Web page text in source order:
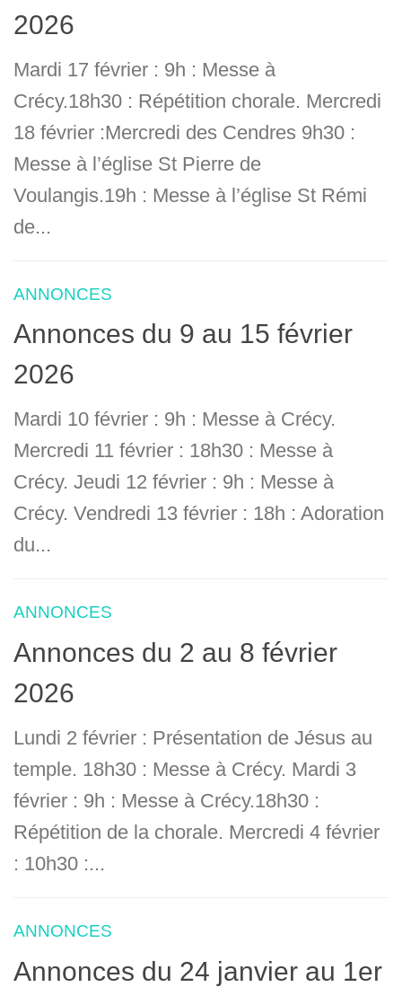
2026
Mardi 17 février : 9h : Messe à
Crécy.18h30 : Répétition chorale. Mercredi
18 février :Mercredi des Cendres 9h30 :
Messe à l’église St Pierre de
Voulangis.19h : Messe à l’église St Rémi
de...
ANNONCES
Annonces du 9 au 15 février
2026
Mardi 10 février : 9h : Messe à Crécy.
Mercredi 11 février : 18h30 : Messe à
Crécy. Jeudi 12 février : 9h : Messe à
Crécy. Vendredi 13 février : 18h : Adoration
du...
ANNONCES
Annonces du 2 au 8 février
2026
Lundi 2 février : Présentation de Jésus au
temple. 18h30 : Messe à Crécy. Mardi 3
février : 9h : Messe à Crécy.18h30 :
Répétition de la chorale. Mercredi 4 février
: 10h30 :...
ANNONCES
Annonces du 24 janvier au 1er